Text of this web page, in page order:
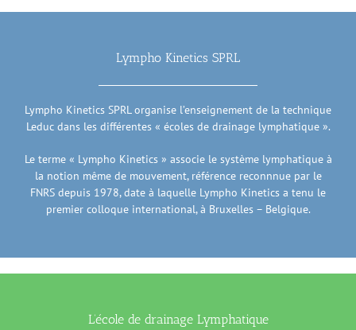
Lympho Kinetics SPRL
Lympho Kinetics SPRL organise l’enseignement de la technique
Leduc dans les différentes « écoles de drainage lymphatique ».
Le terme « Lympho Kinetics » associe le système lymphatique à
la notion même de mouvement, référence reconnnue par le
FNRS depuis 1978, date à laquelle Lympho Kinetics a tenu le
premier colloque international, à Bruxelles – Belgique.
L’école de drainage Lymphatique